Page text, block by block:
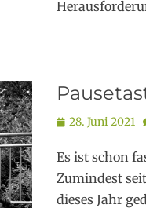
Posted
28. Juni 2021
Es ist schon
Zumindest
dieses Jahr